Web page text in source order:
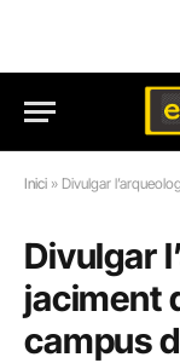
Inici » Divulgar
Divulgar
jaciment
campus